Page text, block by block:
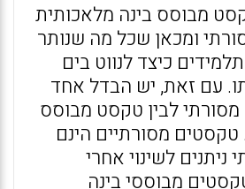
מבוסס בינה מלאכותית
ומכאן שכל מה שנותר
כיצד לנווט בים
עם זאת, יש הבדל אחד
מסורתי לבין טקסט מבוסס
טקסטים מסורתיים הינם
ניתנים לשינוי אחרי
מבוססי בינה